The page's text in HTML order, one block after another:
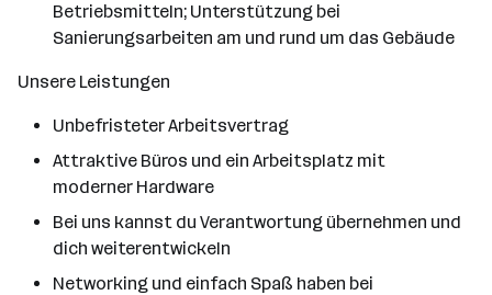
Betriebsmitteln; Unterstützung bei
Sanierungsarbeiten am und rund um das Gebäude
Unsere Leistungen
Unbefristeter Arbeitsvertrag
Attraktive Büros und ein Arbeitsplatz mit
moderner Hardware
Bei uns kannst du Verantwortung übernehmen und
dich weiterentwickeln
Networking und einfach Spaß haben bei